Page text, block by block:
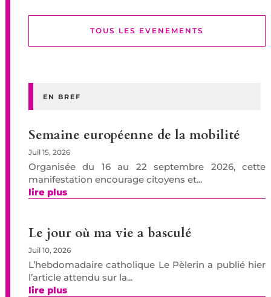
TOUS LES EVENEMENTS
EN BREF
Semaine européenne de la mobilité
Juil 15, 2026
Organisée du 16 au 22 septembre 2026, cette
manifestation encourage citoyens et...
lire plus
Le jour où ma vie a basculé
Juil 10, 2026
L’hebdomadaire catholique Le Pèlerin a publié hier
l’article attendu sur la...
lire plus